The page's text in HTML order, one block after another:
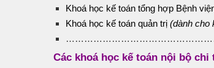
Khoá học kế toán tổng hợp Bệnh
Khoá học kế toán quản trị (dành cho
Các khoá học kế toán nội bộ chi